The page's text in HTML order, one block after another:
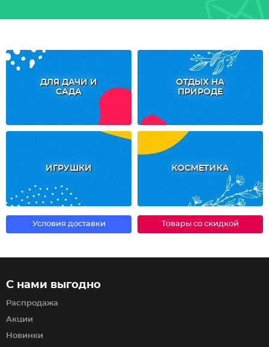
ДЛЯ ДАЧИ И
САДА
ОТДЫХ НА
ПРИРОДЕ
ИГРУШКИ КОСМЕТИКА
Условия доставки Товары со скидкой
С нами выгодно
Распродажа
Акции
Новинки